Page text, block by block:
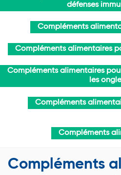
défenses
Compléments
Compléments alimentaires
Compléments alimentaires
les
Compléments
Compléments
Compléments